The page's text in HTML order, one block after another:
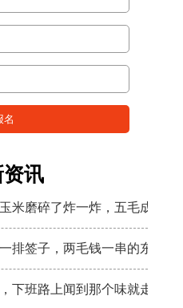
讯
米磨碎了炸一炸，五毛成本卖
排签子，两毛钱一串的东西炸
下班路上闻到那个味就走不动